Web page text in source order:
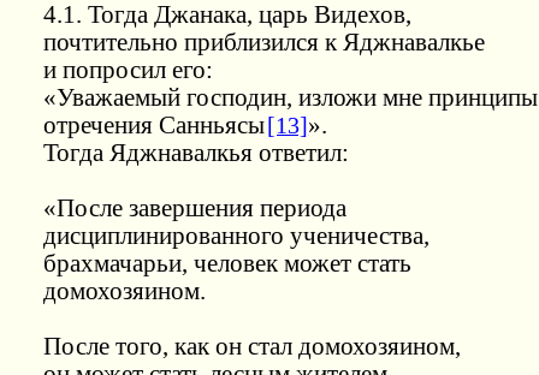
4.1. Тогда Джанака, царь Видехов,
почтительно приблизился к Яджнавалкье
и попросил его:
«Уважаемый господин, изложи мне принципы
отречения Санньясы[13]».
Тогда Яджнавалкья ответил:
«После завершения периода
дисциплинированного ученичества,
брахмачарьи, человек может стать
домохозяином.
После того, как он стал домохозяином,